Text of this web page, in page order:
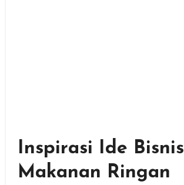
Inspirasi Ide Bisnis
Makanan Ringan